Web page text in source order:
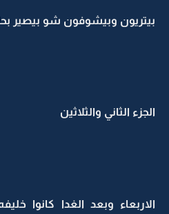
بيتريون وبيشوفون شو بيصير
الجزء الثاني والثلاثين
الاربعاء وبعد الغدا كانوا